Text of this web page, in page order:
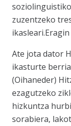
zuzentzeko
Ate jota dator
ikasturte berria
(Oihaneder)
ezagutzeko
hizkuntza
sorabiera,